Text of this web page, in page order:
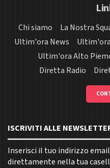
Chi siamo La Nostra
Ultim'ora News
Ultim'ora Alto
Diretta Radio
ISCRIVITI ALLE
Inserisci il tuo indirizzo
direttamente nella tua